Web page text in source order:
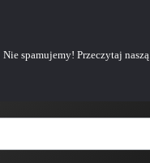
Nie spamujemy! Przeczytaj naszą